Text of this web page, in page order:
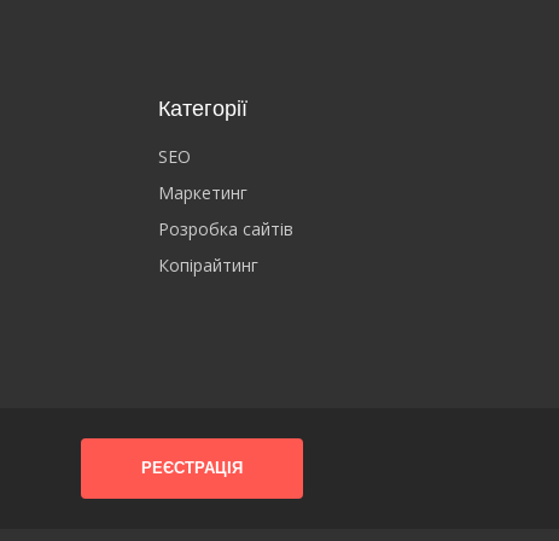
Категорії
SEO
Маркетинг
Розробка сайтів
Копірайтинг
РЕЄСТРАЦІЯ